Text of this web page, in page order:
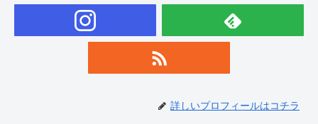
詳しいプロフィールはコチラ